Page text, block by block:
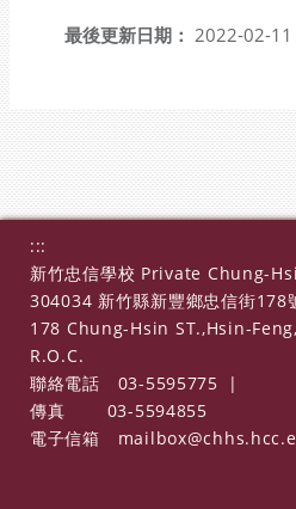
最後更新日期： 2022-02-11
:::
新竹忠信學校 Private Chung-
304034 新竹縣新豐鄉忠信街178
178 Chung-Hsin ST.,Hsin-
R.O.C.
聯絡電話
03-5595775
|
傳真
03-5594855
電子信箱